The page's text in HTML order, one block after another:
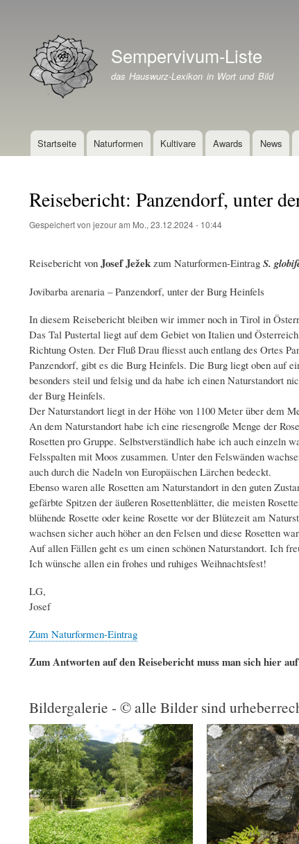
Branding der WebsiteSempervivum-Liste
das Hauswurz-Lexikon in Wort und Bild
Hauptnavigation
Startseite Naturformen Kultivare Awards News
Reisebericht: Panzendorf, unter
Gespeichert von jezouram Mo., 23.12.2024 - 10:44
Reisebericht von Josef Ježek zum Naturformen-Eintrag S.
Jovibarba arenaria – Panzendorf, unter der Burg Heinfels
In diesem Reisebericht bleiben wir immer noch in Tirol in
Das Tal Pustertal liegt auf dem Gebiet von Italien und
Richtung Osten. Der Fluß Drau fliesst auch entlang des Ortes
Panzendorf, gibt es die Burg Heinfels. Die Burg liegt oben auf
besonders steil und felsig und da habe ich einen Naturstandort
der Burg Heinfels.
Der Naturstandort liegt in der Höhe von 1100 Meter über dem
An dem Naturstandort habe ich eine riesengroße Menge der
Rosetten pro Gruppe. Selbstverständlich habe ich auch einzeln
Felsspalten mit Moos zusammen. Unter den Felswänden
auch durch die Nadeln von Europäischen Lärchen bedeckt.
Ebenso waren alle Rosetten am Naturstandort in den guten
gefärbte Spitzen der äußeren Rosettenblätter, die meisten
blühende Rosette oder keine Rosette vor der Blütezeit am
wachsen sicher auch höher an den Felsen und diese Rosetten
Auf allen Fällen geht es um einen schönen Naturstandort. Ich
Ich wünsche allen ein frohes und ruhiges Weihnachtsfest!
LG,
Josef
Zum Naturformen-Eintrag
Zum Antworten auf den Reisebericht muss man sich hier auf
Bildergalerie - © alle Bilder sind